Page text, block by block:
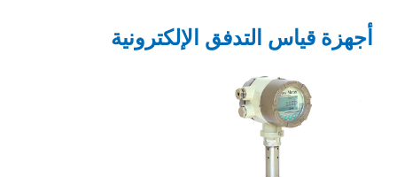
أجهزة قياس التدفق الإلكترونية